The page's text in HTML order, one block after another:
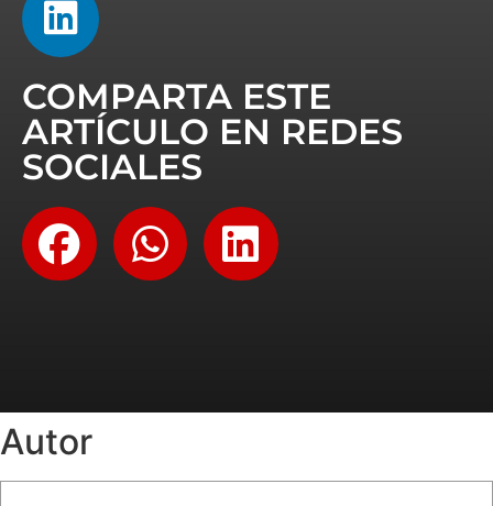
COMPARTA ESTE
ARTÍCULO EN REDES
SOCIALES
Autor